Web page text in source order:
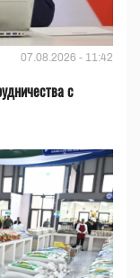
07.08.2026 - 11:42
с